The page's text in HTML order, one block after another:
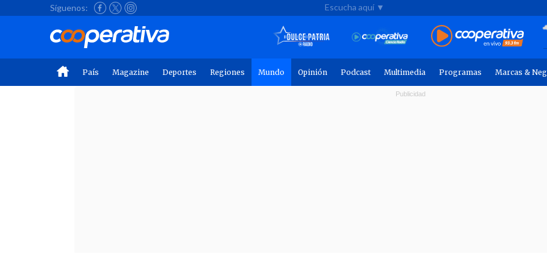
Síguenos: Escucha aquí ▼
País Magazine Deportes Regiones Mundo Opinión Podcast Multimedia Programas Marcas &